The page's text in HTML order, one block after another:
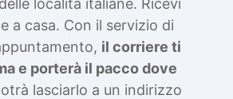
a casa. Con il servizio di
il corriere ti
e porterà il pacco dove
lasciarlo a un indirizzo